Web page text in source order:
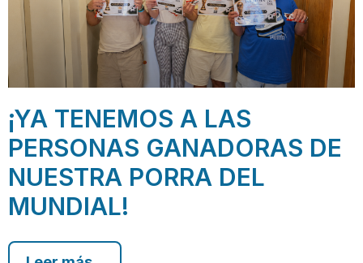
¡YA TENEMOS A LAS
PERSONAS GANADORAS DE
NUESTRA PORRA DEL
MUNDIAL!